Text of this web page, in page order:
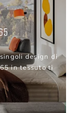
design di
in tessuto ti